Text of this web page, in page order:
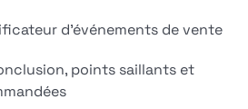
d'événements de vente
points saillants et